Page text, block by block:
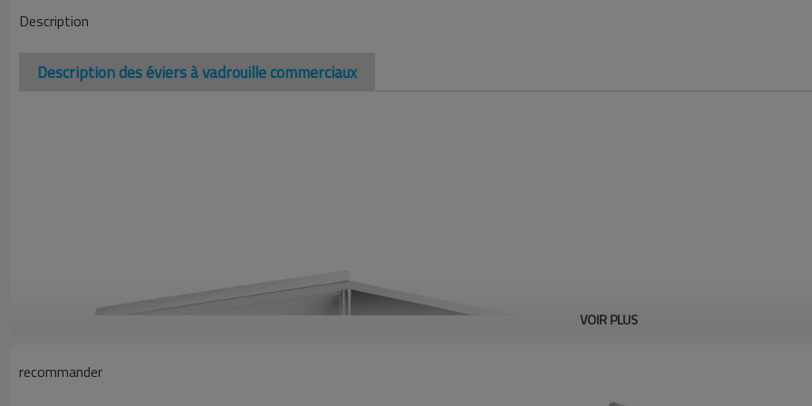
Description
Description des éviers à vadrouille commerciaux
inoxydable renforcé et résistant à
VOIR PLUS
recommander